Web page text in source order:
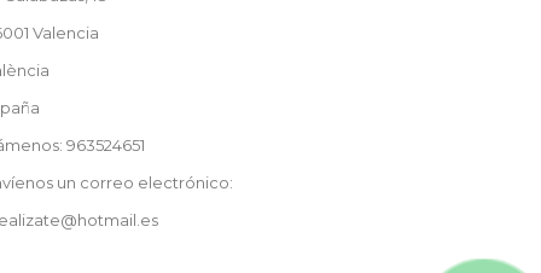
Valencia
963524651
un correo electrónico: